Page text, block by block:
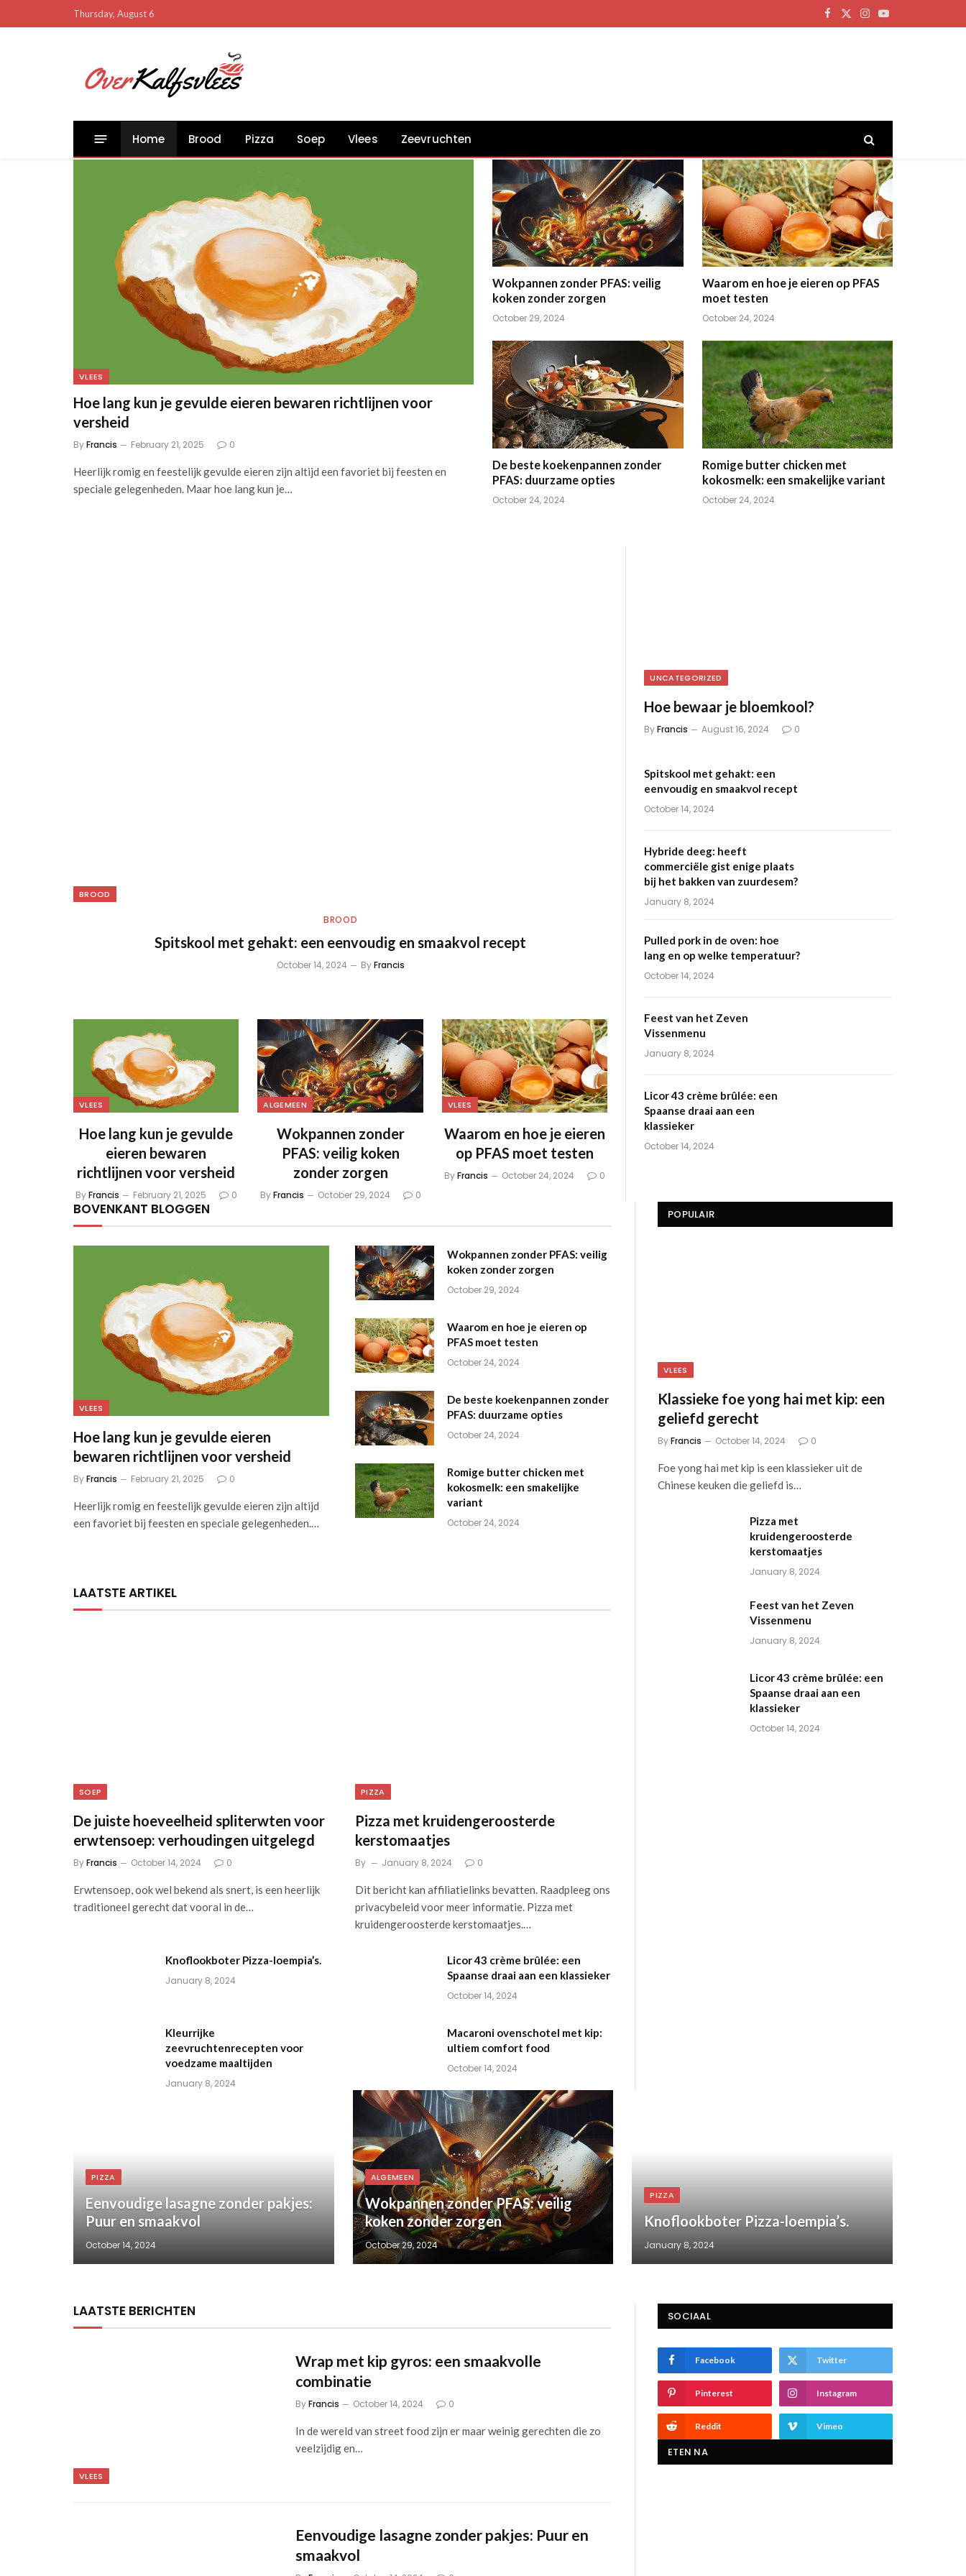
Thursday, August 6
Facebook
X
Instagram
YouTube
Home Brood Pizza Soep Vlees Zeevruchten
VLEES
Hoe lang kun je gevulde eieren bewaren richtlijnen voor
versheid
ByFrancis February 21, 2025 0
Heerlijk romig en feestelijk gevulde eieren zijn ⁢altijd een favoriet bij feesten en
speciale gelegenheden. ⁢Maar hoe lang kun je…
Wokpannen zonder PFAS: veilig
koken zonder zorgen
October 29, 2024
Waarom en hoe je eieren op PFAS
moet testen
October 24, 2024
De beste koekenpannen zonder
PFAS: duurzame opties
October 24, 2024
Romige butter chicken met
kokosmelk: een smakelijke variant
October 24, 2024
BROOD
BROOD
Spitskool met gehakt: een eenvoudig en smaakvol recept
October 14, 2024 ByFrancis
VLEES
Hoe lang kun je gevulde
eieren bewaren
richtlijnen voor versheid
ByFrancis February 21, 2025 0
ALGEMEEN
Wokpannen zonder
PFAS: veilig koken
zonder zorgen
ByFrancis October 29, 2024 0
VLEES
Waarom en hoe je eieren
op PFAS moet testen
ByFrancis October 24, 2024 0
UNCATEGORIZED
Hoe bewaar je bloemkool?
ByFrancis August 16, 2024 0
Spitskool met gehakt: een
eenvoudig en smaakvol recept
October 14, 2024
Hybride deeg: heeft
commerciële gist enige plaats
bij het bakken van zuurdesem?
January 8, 2024
Pulled pork in de oven: hoe
lang en op welke temperatuur?
October 14, 2024
Feest van het Zeven
Vissenmenu
January 8, 2024
Licor 43 crème brûlée: een
Spaanse draai aan een
klassieker
October 14, 2024
BOVENKANT BLOGGEN
VLEES
Hoe lang kun je gevulde eieren
bewaren richtlijnen voor versheid
ByFrancis February 21, 2025 0
Heerlijk romig en feestelijk gevulde eieren zijn ⁢altijd
een favoriet bij feesten en speciale gelegenheden.…
Wokpannen zonder PFAS: veilig
koken zonder zorgen
October 29, 2024
Waarom en hoe je eieren op
PFAS moet testen
October 24, 2024
De beste koekenpannen zonder
PFAS: duurzame opties
October 24, 2024
Romige butter chicken met
kokosmelk: een smakelijke
variant
October 24, 2024
LAATSTE ARTIKEL
SOEP
De juiste hoeveelheid spliterwten voor
erwtensoep: verhoudingen uitgelegd
ByFrancis October 14, 2024 0
Erwtensoep, ⁤ook wel bekend⁤ als snert, is een heerlijk
traditioneel gerecht dat vooral⁤ in de⁢…
PIZZA
Pizza met kruidengeroosterde
kerstomaatjes
By January 8, 2024 0
Dit bericht kan affiliatielinks bevatten. Raadpleeg ons
privacybeleid voor meer informatie. Pizza met
kruidengeroosterde kerstomaatjes.…
Knoflookboter Pizza-loempia’s.
January 8, 2024
Licor 43 crème brûlée: een
Spaanse draai aan een klassieker
October 14, 2024
Kleurrijke
zeevruchtenrecepten voor
voedzame maaltijden
January 8, 2024
Macaroni ovenschotel met kip:
ultiem comfort food
October 14, 2024
POPULAIR
VLEES
Klassieke foe yong hai met kip: een
geliefd gerecht
ByFrancis October 14, 2024 0
Foe yong hai met kip⁣ is een klassieker uit de
Chinese keuken​ die geliefd is…
Pizza met
kruidengeroosterde
kerstomaatjes
January 8, 2024
Feest van het Zeven
Vissenmenu
January 8, 2024
Licor 43 crème brûlée: een
Spaanse draai aan een
klassieker
October 14, 2024
PIZZA
Eenvoudige lasagne zonder pakjes:
Puur en smaakvol
October 14, 2024
ALGEMEEN
Wokpannen zonder PFAS: veilig
koken zonder zorgen
October 29, 2024
PIZZA
Knoflookboter Pizza-loempia’s.
January 8, 2024
LAATSTE BERICHTEN
VLEES
Wrap met kip gyros: een smaakvolle
combinatie
ByFrancis October 14, 2024 0
In de⁤ wereld‍ van ‍street food zijn er⁤ maar weinig gerechten die zo
veelzijdig en…
Eenvoudige lasagne zonder pakjes: Puur en
smaakvol
SOCIAAL
Facebook Twitter
Pinterest Instagram
Reddit Vimeo
ETEN NA